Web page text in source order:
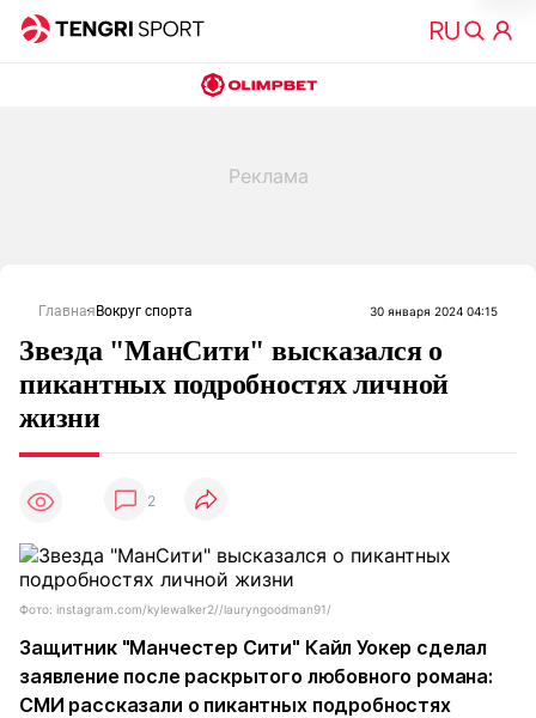
Главная Вокруг спорта 30 января 2024 04:15
Звезда "МанСити" высказался о
пикантных подробностях личной
жизни
2
Фото: instagram.com/kylewalker2//lauryngoodman91/
Защитник "Манчестер Сити" Кайл Уокер сделал
заявление после раскрытого любовного романа:
СМИ рассказали о пикантных подробностях